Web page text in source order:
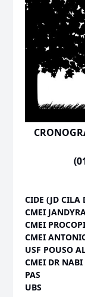
CIDE (JD CILA
CMEI
CMEI
CMEI
USF POUSO
CMEI DR NABI
PAS
UBS